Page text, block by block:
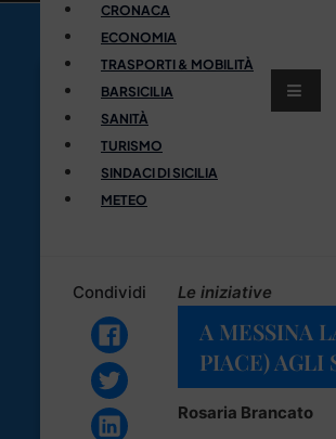
CRONACA
ECONOMIA
TRASPORTI & MOBILITÀ
BARSICILIA
SANITÀ
TURISMO
SINDACI DI SICILIA
METEO
Condividi Le iniziative
A MESSINA
PIACE) AGLI
Rosaria Brancato